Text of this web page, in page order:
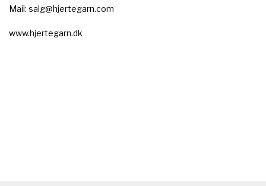
Mail: salg@hjertegarn.com
www.hjertegarn.dk